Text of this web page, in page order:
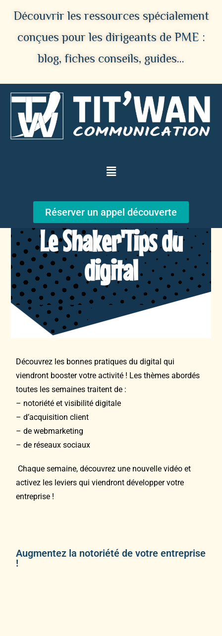
Découvrir les ressources spécialement
conçues pour les dirigeants de PME :
blog, fiches conseils, guides…
Réserver un appel découverte
Le Shaker'Tips du
digital
Découvrez les bonnes pratiques du digital qui
viendront booster votre activité ! Les thèmes abordés
toutes les semaines traitent de :
– notoriété et visibilité digitale
– d’acquisition client
– de webmarketing
– de réseaux sociaux
Chaque semaine, découvrez une nouvelle vidéo et
activez les leviers qui viendront développer votre
entreprise !
Augmentez la notoriété de votre entreprise
!